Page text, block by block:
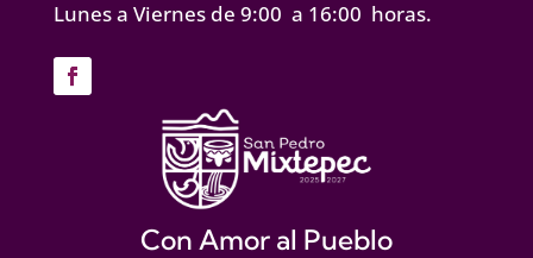
Lunes a Viernes de 9:00 a 16:00 horas.
Con Amor al Pueblo